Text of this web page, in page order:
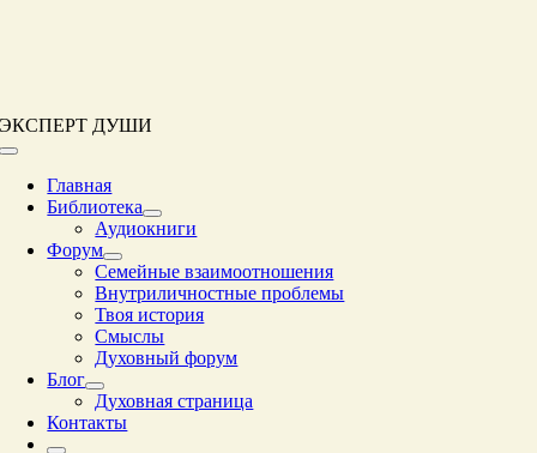
ЭКСПЕРТ ДУШИ
Переключение
навигацииГлавная
Библиотека
Аудиокниги
Форум
Семейные взаимоотношения
Внутриличностные проблемы
Твоя история
Смыслы
Духовный форум
Блог
Духовная страница
Контакты